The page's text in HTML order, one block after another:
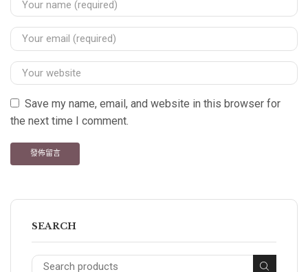
Save my name, email, and website in this browser for
the next time I comment.
SEARCH